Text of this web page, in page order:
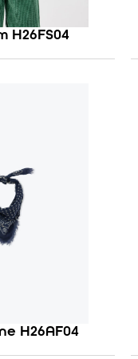
H26FS04
H26AF04